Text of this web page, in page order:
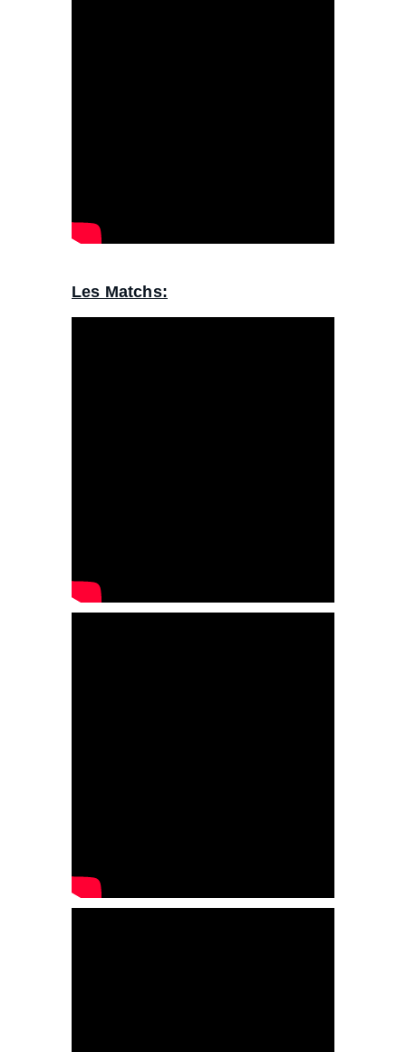
Les Matchs: